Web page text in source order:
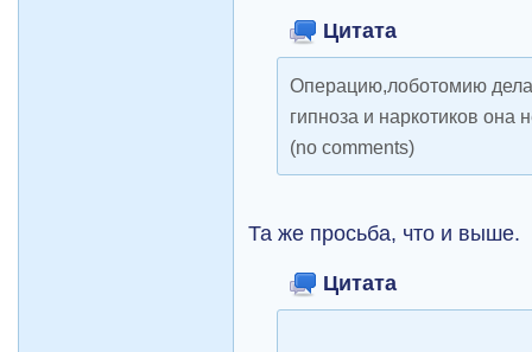
Цитата
Операцию,лоботомию
гипноза и наркотиков она
(no comments)
Та же просьба, что и выше.
Цитата